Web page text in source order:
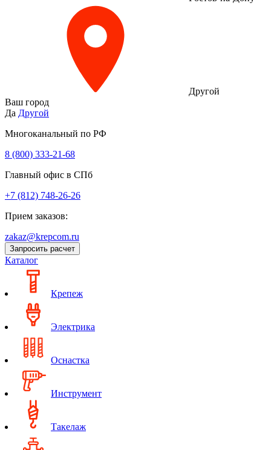
Другой
Ваш город
Да Другой
Многоканальный по РФ
8 (800) 333‑21-68
Главный офис в СПб
+7 (812) 748-26-26
Прием заказов:
zakaz@krepcom.ru
Запросить расчет
Каталог
Крепеж
Электрика
Оснастка
Инструмент
Такелаж